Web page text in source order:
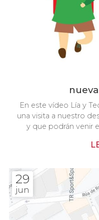
En este vídeo Lía y
una visita a nuestro
y que podrán venir
venir a nuestro
29
jun